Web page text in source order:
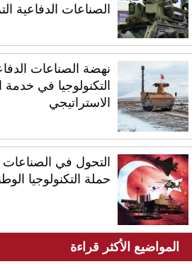
الصناعات الدفاعية
نهضة الصناعات
التكنولوجيا في خدمة
الاستراتيجي
التحول في الصناعات
حملة التكنولوجيا
المواضيع الأكثر قراءة